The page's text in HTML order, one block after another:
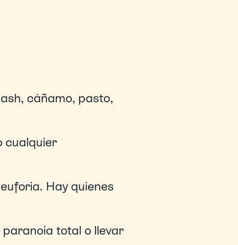
cáñamo, pasto,
cualquier
Hay quienes
total o llevar